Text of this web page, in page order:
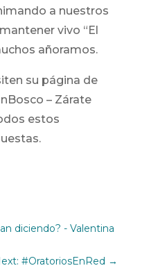
a nuestros
vivo “El
añoramos.
su página de
– Zárate
estos
diciendo? - Valentina
#OratoriosEnRed →